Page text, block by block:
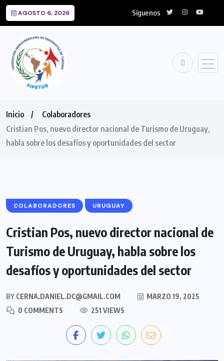
AGOSTO 6, 2026 Síguenos
Inicio
Colaboradores
Cristian Pos, nuevo director nacional de Turismo de Uruguay,
habla sobre los desafíos y oportunidades del sector
COLABORADORES URUGUAY
Cristian Pos, nuevo director nacional de
Turismo de Uruguay, habla sobre los
desafíos y oportunidades del sector
BY CERNA.DANIEL.DC@GMAIL.COM
MARZO 19, 2025
0 COMMENTS
251 VIEWS